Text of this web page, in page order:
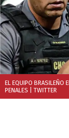
EL EQUIPO BRASILEÑO
PENALES | TWITTER